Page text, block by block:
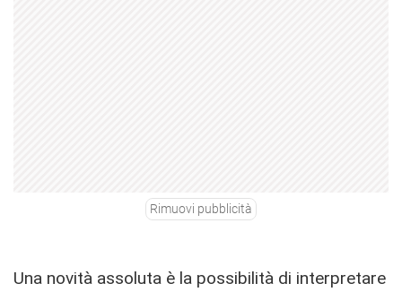
Rimuovi pubblicità
Una novità assoluta è la possibilità di interpretare